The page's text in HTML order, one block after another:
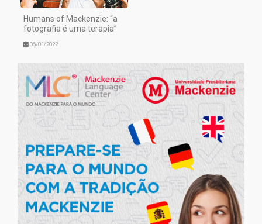
Humans of Mackenzie: “a
fotografia é uma terapia”
06/01/2022